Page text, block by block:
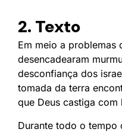
2. Texto
Em meio a problemas
desencadearam
desconfiança dos
tomada da terra
que Deus castiga
Durante todo o tempo